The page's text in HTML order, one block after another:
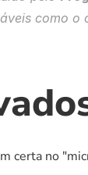
como o
certa no